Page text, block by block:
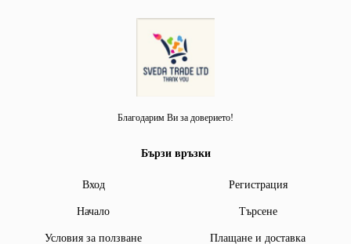
Благодарим Ви за доверието!
Бързи връзки
Вход Регистрация
Начало Търсене
Условия за ползване Плащане и доставка